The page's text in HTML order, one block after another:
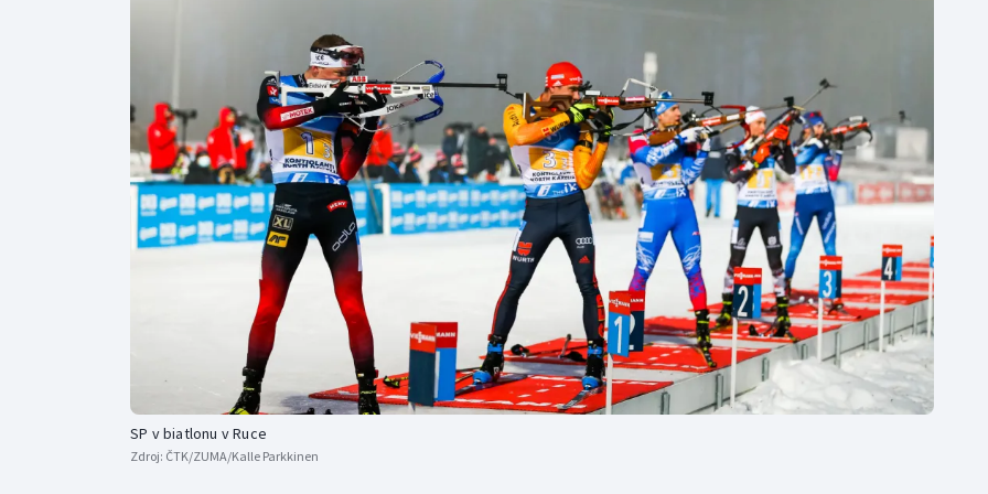
Dostihy
Florbal
Futsal
Golf
Gymnastika
Motorsport
Olympijské hry
Parasport
Plavání
Plážový volejbal
Vodní slalom
Volejbal
Ostatní
SP v biatlonu v Ruce
Zdroj: ČTK/ZUMA/Kalle Parkkinen